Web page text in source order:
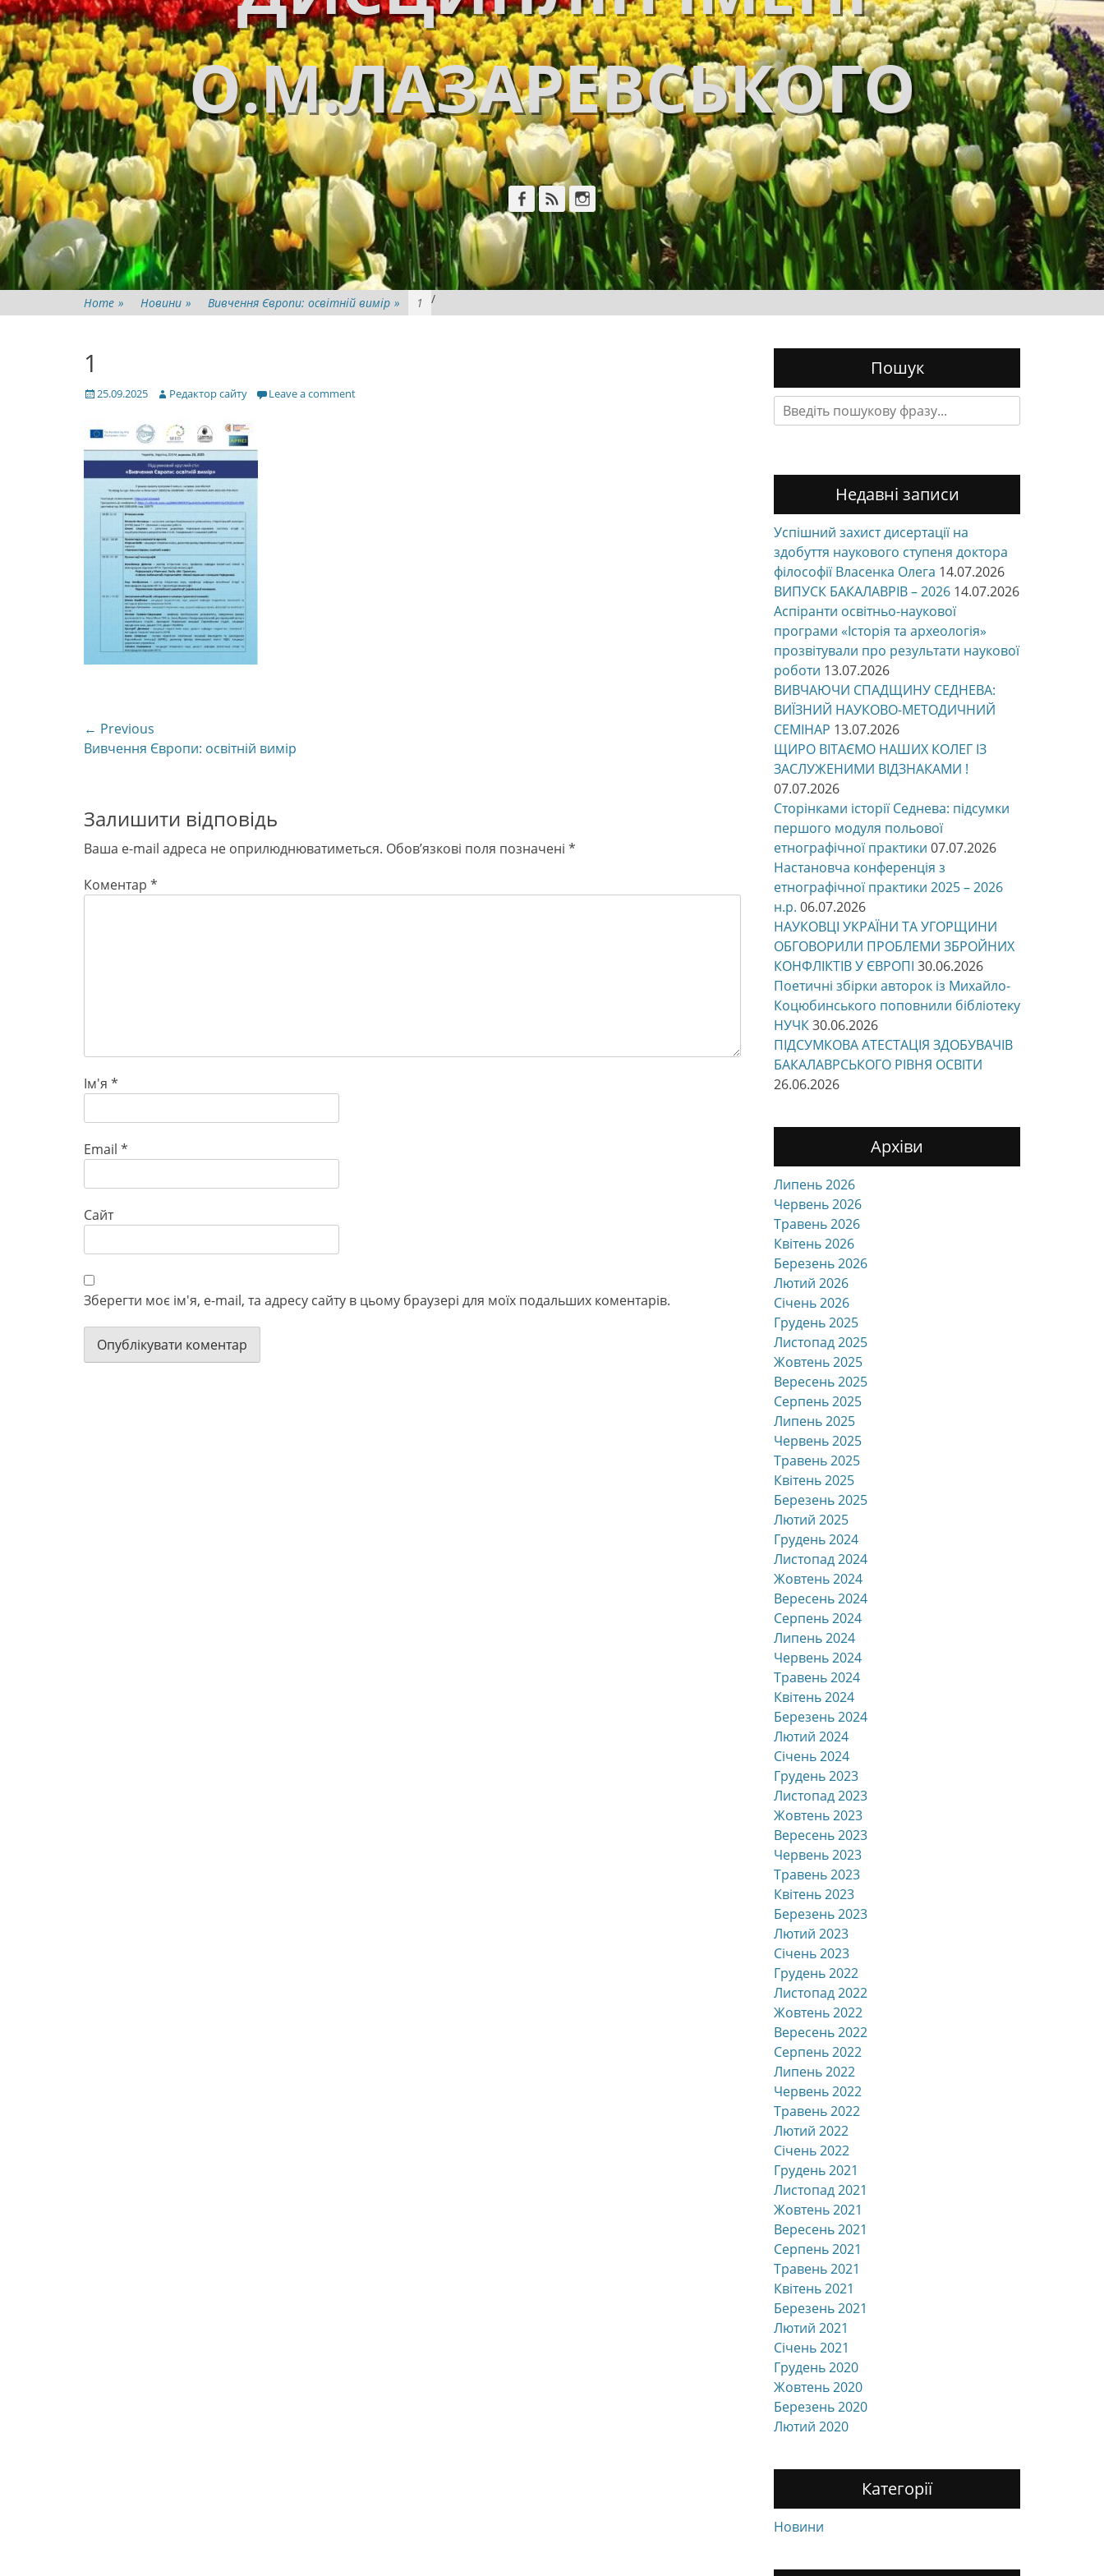
О.М.ЛАЗАРЕВСЬКОГО
Facebook
Feed Instagram
Home » Новини » /
Вивчення Європи: освітній вимір » 1
1
Posted
25.09.2025 Author
Редактор сайту Leave a comment
Навігація
записів
← Previous
Previous
Вивчення Європи: освітній вимір
Залишити відповідь
Ваша e-mail адреса не оприлюднюватиметься. Обов’язкові поля позначені *
Коментар *
Ім'я *
Email *
Сайт
Зберегти моє ім'я, e-mail, та адресу сайту в цьому браузері для моїх подальших коментарів.
Пошук
Search
for:
Недавні записи
Успішний захист дисертації на
здобуття наукового ступеня доктора
філософії Власенка Олега 14.07.2026
ВИПУСК БАКАЛАВРІВ – 2026 14.07.2026
Аспіранти освітньо-наукової
програми «Історія та археологія»
прозвітували про результати наукової
роботи 13.07.2026
ВИВЧАЮЧИ СПАДЩИНУ СЕДНЕВА:
ВИЇЗНИЙ НАУКОВО-МЕТОДИЧНИЙ
СЕМІНАР 13.07.2026
ЩИРО ВІТАЄМО НАШИХ КОЛЕГ ІЗ
ЗАСЛУЖЕНИМИ ВІДЗНАКАМИ !
07.07.2026
Сторінками історії Седнева: підсумки
першого модуля польової
етнографічної практики 07.07.2026
Настановча конференція з
етнографічної практики 2025 – 2026
н.р. 06.07.2026
НАУКОВЦІ УКРАЇНИ ТА УГОРЩИНИ
ОБГОВОРИЛИ ПРОБЛЕМИ ЗБРОЙНИХ
КОНФЛІКТІВ У ЄВРОПІ 30.06.2026
Поетичні збірки авторок із Михайло-
Коцюбинського поповнили бібліотеку
НУЧК30.06.2026
ПІДСУМКОВА АТЕСТАЦІЯ ЗДОБУВАЧІВ
БАКАЛАВРСЬКОГО РІВНЯ ОСВІТИ
26.06.2026
Архіви
Липень 2026
Червень 2026
Травень 2026
Квітень 2026
Березень 2026
Лютий 2026
Січень 2026
Грудень 2025
Листопад 2025
Жовтень 2025
Вересень 2025
Серпень 2025
Липень 2025
Червень 2025
Травень 2025
Квітень 2025
Березень 2025
Лютий 2025
Грудень 2024
Листопад 2024
Жовтень 2024
Вересень 2024
Серпень 2024
Липень 2024
Червень 2024
Травень 2024
Квітень 2024
Березень 2024
Лютий 2024
Січень 2024
Грудень 2023
Листопад 2023
Жовтень 2023
Вересень 2023
Червень 2023
Травень 2023
Квітень 2023
Березень 2023
Лютий 2023
Січень 2023
Грудень 2022
Листопад 2022
Жовтень 2022
Вересень 2022
Серпень 2022
Липень 2022
Червень 2022
Травень 2022
Лютий 2022
Січень 2022
Грудень 2021
Листопад 2021
Жовтень 2021
Вересень 2021
Серпень 2021
Травень 2021
Квітень 2021
Березень 2021
Лютий 2021
Січень 2021
Грудень 2020
Жовтень 2020
Березень 2020
Лютий 2020
Категорії
Новини